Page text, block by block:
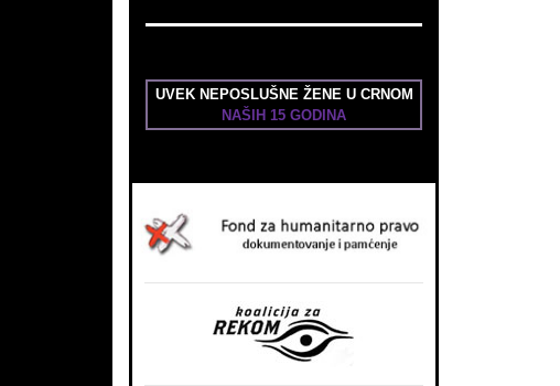
UVEK NEPOSLUŠNE ŽENE U CRNOM
NAŠIH 15 GODINA